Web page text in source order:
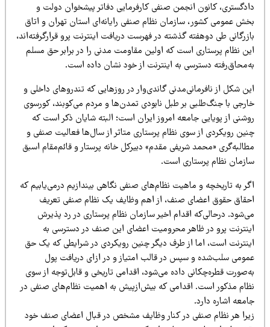
کانون انجمن صنفی کارفرمایی دفاتر پیشخوان دولت و
عمومی کشور، سازمان نظام صنفی رایانه‌ای استان تهران و اتاق
طی دوهفته گذشته در فهرست دریافت اینترنت پرو قرارگرفته‌اند،
نظام پرستاری است که اولین مقاومت مدنی را در برابر حق مسلم
دسترسی به اینترنت از خود نشان داده ‌است.
شکل از نافرمانی‌مدنی گاندی‌وار در روزهایی که تندروهای داخلی و
با جنگ‌طلبی بر طبل نابودی تمدن‌ها و مردم می‌کوبند، کورسوی
از پویایی جامعه امروز ایران است؛ البته شایان ذکر است که
رویکردی از سوی نظام پرستاری متاثر از سال‌ها فعالیت صنفی و
«محمد شریفی مقدم» دبیرکل خانه پرستار و قائم‌مقام اسبق
نظام پرستاری است.
به تاریخچه و ماهیت نظام‌های صنفی نگاهی بیندازیم درمی‌یابیم که
حقوق اعضای صنف، از اهم وظایف یک نظام صنفی تعریف
درحالی‌که اقدام اخیر سازمان نظام پرستاری در رد پذیرش
پرو در ظاهر محرومیت اعضای این صنف در دسترسی به
است، اما از طرف دیگر چنین رویکردی در شرایطی که یک حق
سلب‌شده و سپس در قالب امتیاز و در ازای دریافت پول
قطره‌چکانی داده می‌شود، اقدامی تاریخی و قابل‌توجه از سوی
مذکور است. اقدامی که بیش‌از‌پیش به اهمیت نظام‌های صنفی در
اشاره دارد.
هر نظام صنفی در کنار وظایف مشخص در قبال اعضای صنف خود